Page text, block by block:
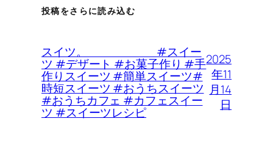
投稿をさらに読み込む
スイツ。 #スイー
ツ #デザート #お菓子作り #手
作りスイーツ #簡単スイーツ#
時短スイーツ #おうちスイーツ
#おうちカフェ #カフェスイー
ツ #スイーツレシピ
2025
年11
月14
日